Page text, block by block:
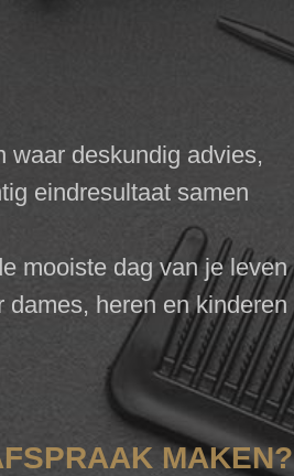
waar deskundig advies,
eindresultaat samen
mooiste dag van je leven
dames, heren en kinderen
MAKEN?